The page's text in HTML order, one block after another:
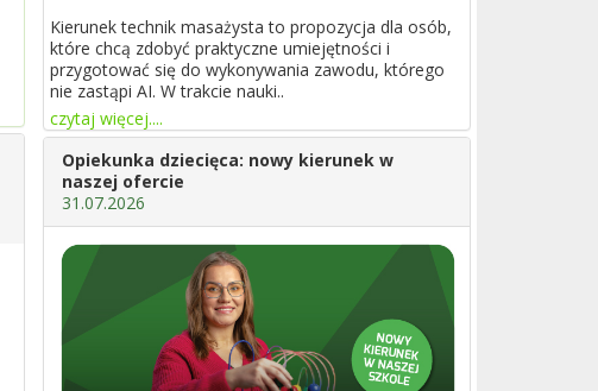
Kierunek technik masażysta to propozycja dla osób,
które chcą zdobyć praktyczne umiejętności i
przygotować się do wykonywania zawodu, którego
nie zastąpi AI. W trakcie nauki..
czytaj więcej....
Opiekunka dziecięca: nowy kierunek w
naszej ofercie
31.07.2026